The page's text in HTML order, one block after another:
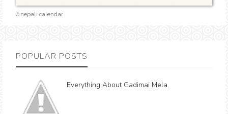
© nepali calendar
POPULAR POSTS
Everything About Gadimai Mela.